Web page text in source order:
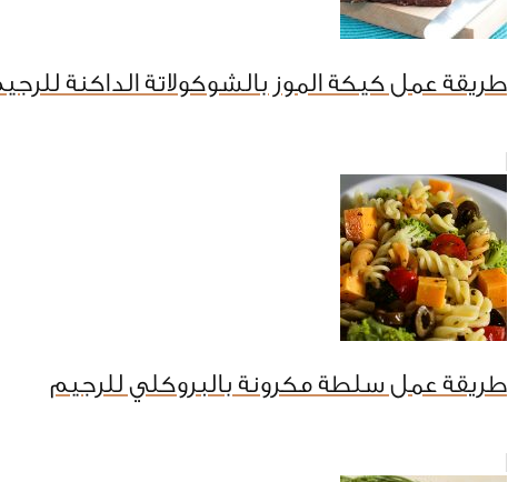
طريقة عمل كيكة الموز بالشوكولاتة الداكنة
طريقة عمل سلطة مكرونة بالبروكلي للرجيم